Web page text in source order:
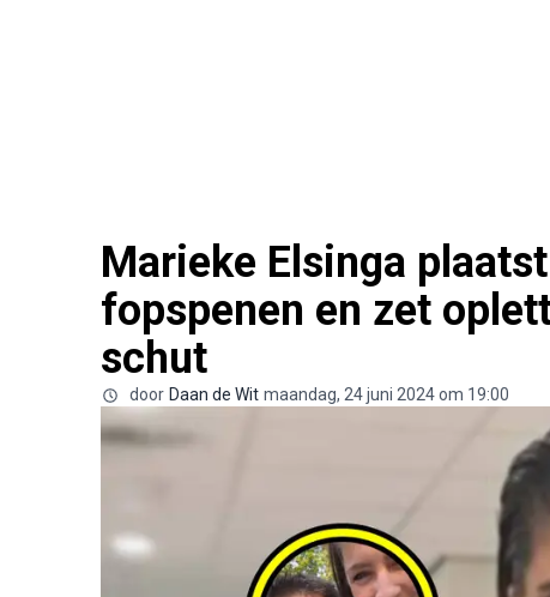
Marieke Elsinga
fopspenen en zet
schut
door Daan de Wit maandag, 24 juni 2024 om 19:00